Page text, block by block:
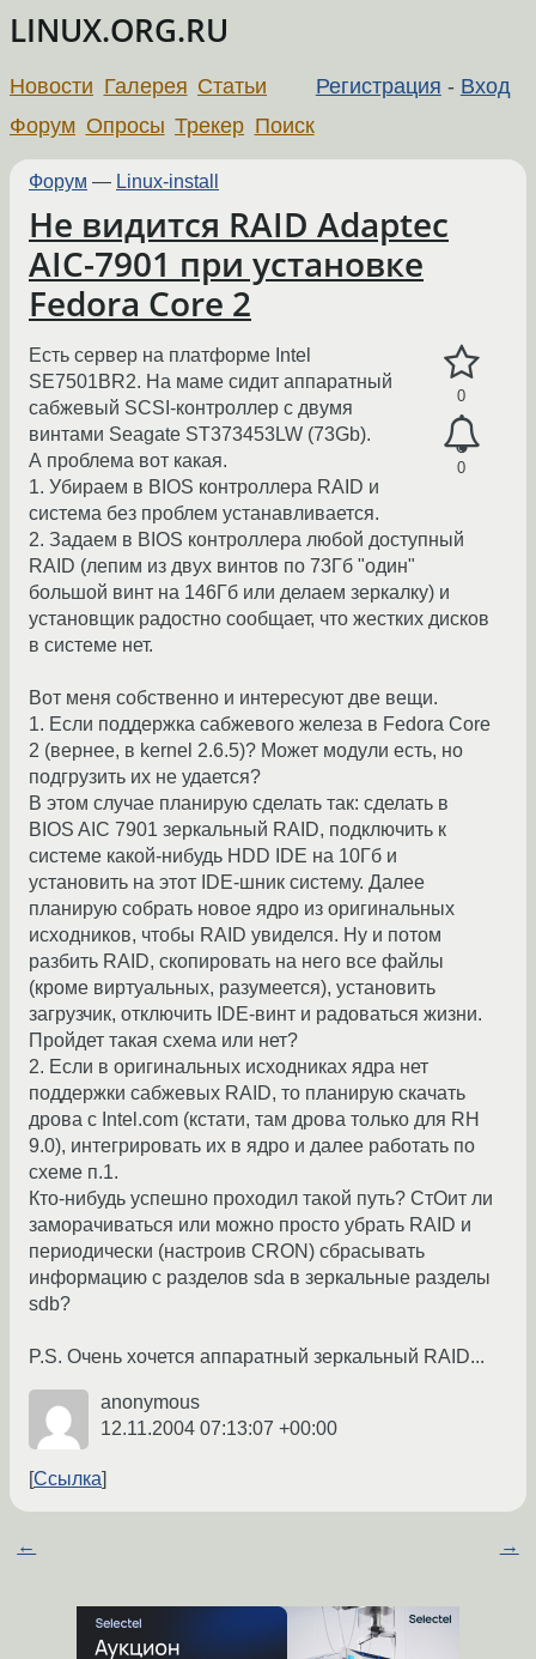
LINUX.ORG.RU
Регистрация - Вход
Новости Галерея Статьи
Форум Опросы Трекер Поиск
Форум — Linux-install
Не видится RAID Adaptec
AIC-7901 при установке
Fedora Core 2
0
0
Есть сервер на платформе Intel
SE7501BR2. На маме сидит аппаратный
сабжевый SCSI-контроллер с двумя
винтами Seagate ST373453LW (73Gb).
А проблема вот какая.
1. Убираем в BIOS контроллера RAID и
система без проблем устанавливается.
2. Задаем в BIOS контроллера любой доступный
RAID (лепим из двух винтов по 73Гб "один"
большой винт на 146Гб или делаем зеркалку) и
установщик радостно сообщает, что жестких дисков
в системе нет.
Вот меня собственно и интересуют две вещи.
1. Если поддержка сабжевого железа в Fedora Core
2 (вернее, в kernel 2.6.5)? Может модули есть, но
подгрузить их не удается?
В этом случае планирую сделать так: сделать в
BIOS AIC 7901 зеркальный RAID, подключить к
системе какой-нибудь HDD IDE на 10Гб и
установить на этот IDE-шник систему. Далее
планирую собрать новое ядро из оригинальных
исходников, чтобы RAID увиделся. Ну и потом
разбить RAID, скопировать на него все файлы
(кроме виртуальных, разумеется), установить
загрузчик, отключить IDE-винт и радоваться жизни.
Пройдет такая схема или нет?
2. Если в оригинальных исходниках ядра нет
поддержки сабжевых RAID, то планирую скачать
дрова с Intel.com (кстати, там дрова только для RH
9.0), интегрировать их в ядро и далее работать по
схеме п.1.
Кто-нибудь успешно проходил такой путь? СтОит ли
заморачиваться или можно просто убрать RAID и
периодически (настроив CRON) сбрасывать
информацию с разделов sda в зеркальные разделы
sdb?
P.S. Очень хочется аппаратный зеркальный RAID...
anonymous
12.11.2004 07:13:07 +00:00
Ссылка
← →